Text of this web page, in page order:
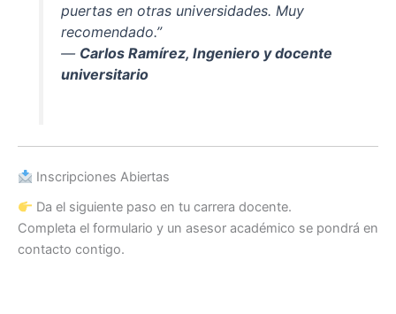
puertas en otras universidades. Muy
recomendado.”
— Carlos Ramírez, Ingeniero y docente
universitario
Inscripciones Abiertas
Da el siguiente paso en tu carrera docente.
Completa el formulario y un asesor académico se pondrá en
contacto contigo.